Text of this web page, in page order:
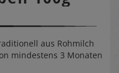
aus Rohmilch
mindestens 3 Monaten